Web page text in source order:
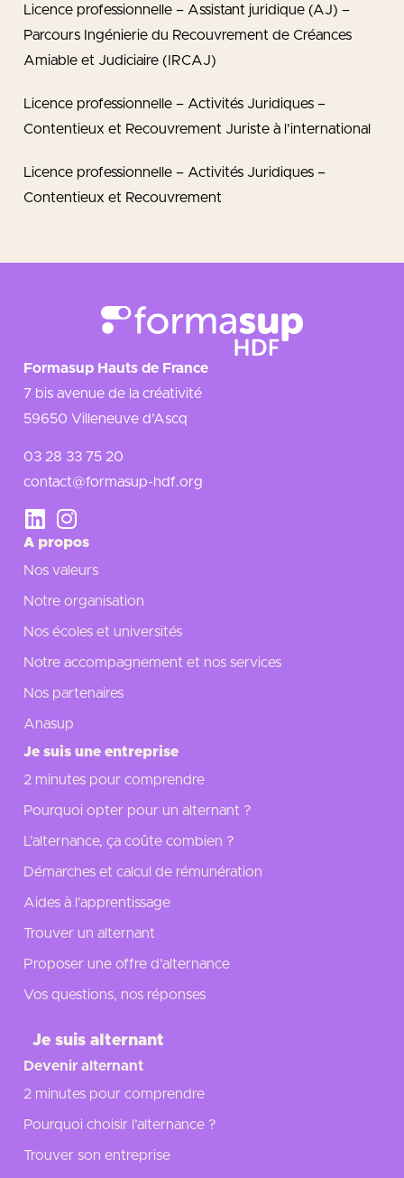
Licence professionnelle – Assistant juridique (AJ) –
Parcours Ingénierie du Recouvrement de Créances
Amiable et Judiciaire (IRCAJ)
Licence professionnelle – Activités Juridiques –
Contentieux et Recouvrement Juriste à l’international
Licence professionnelle – Activités Juridiques –
Contentieux et Recouvrement
Formasup Hauts de France
7 bis avenue de la créativité
59650 Villeneuve d’Ascq
03 28 33 75 20
contact@formasup-hdf.org
A propos
Nos valeurs
Notre organisation
Nos écoles et universités
Notre accompagnement et nos services
Nos partenaires
Anasup
Je suis une entreprise
2 minutes pour comprendre
Pourquoi opter pour un alternant ?
L’alternance, ça coûte combien ?
Démarches et calcul de rémunération
Aides à l’apprentissage
Trouver un alternant
Proposer une offre d’alternance
Vos questions, nos réponses
Je suis alternant
Devenir alternant
2 minutes pour comprendre
Pourquoi choisir l’alternance ?
Trouver son entreprise